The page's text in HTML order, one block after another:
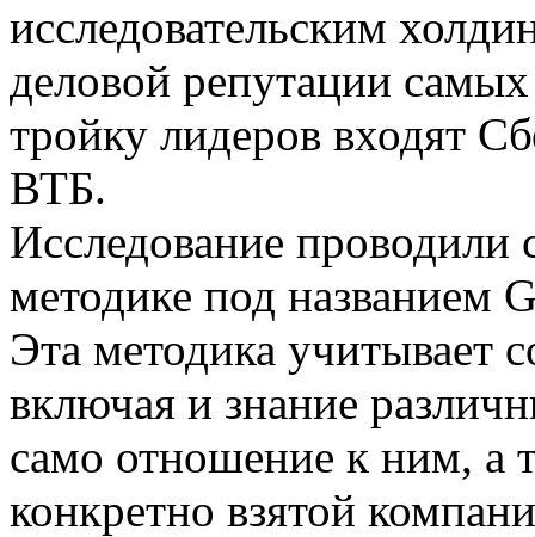
исследовательским
деловой репутации
тройку лидеров входят
ВТБ.
Исследование проводили
методике под названием
Эта методика учитывает
включая и знание
само отношение к ним, а
конкретно взятой